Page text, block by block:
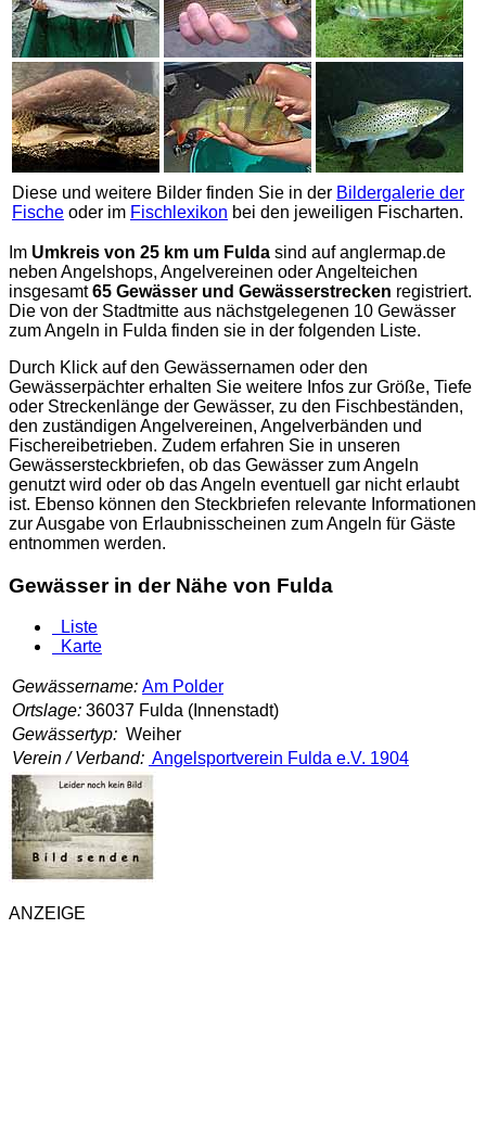
Diese und weitere Bilder finden Sie in der Bildergalerie der
Fische oder im Fischlexikon bei den jeweiligen Fischarten.
Im Umkreis von 25 km um Fulda sind aufanglermap.de
neben Angelshops, Angelvereinen oder Angelteichen
insgesamt65 Gewässer und Gewässerstrecken registriert.
Die von der Stadtmitte aus nächstgelegenen 10 Gewässer
zum Angeln in Fulda finden sie in der folgenden Liste.
Durch Klick auf den Gewässernamen oder den
Gewässerpächter erhalten Sie weitere Infos zur Größe, Tiefe
oder Streckenlänge der Gewässer, zu den Fischbeständen,
den zuständigen Angelvereinen, Angelverbänden und
Fischereibetrieben. Zudem erfahren Sie in unseren
Gewässersteckbriefen, ob das Gewässer zum Angeln
genutzt wird oder ob das Angeln eventuell gar nicht erlaubt
ist. Ebenso können den Steckbriefen relevante Informationen
zur Ausgabe von Erlaubnisscheinen zum Angeln für Gäste
entnommen werden.
Gewässer in der Nähe von Fulda
Liste
Karte
Gewässername: Am Polder
Ortslage: 36037 Fulda (Innenstadt)
Gewässertyp: Weiher
Verein / Verband: Angelsportverein Fulda e.V. 1904
ANZEIGE